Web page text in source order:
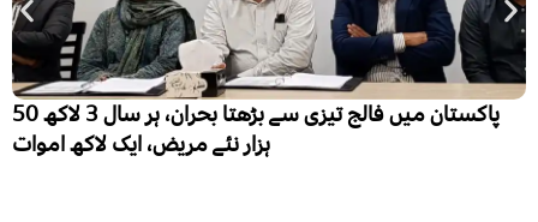
پاکستان میں فالج تیزی سے بڑھتا بحران، ہر سال 3 لاکھ 50
ہزار نئے مریض، ایک لاکھ اموات